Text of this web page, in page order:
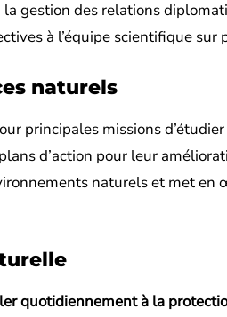
gestion des relations
à l’équipe scientifique sur
naturels
principales missions
d’action pour leur
naturels et met en
quotidiennement à la